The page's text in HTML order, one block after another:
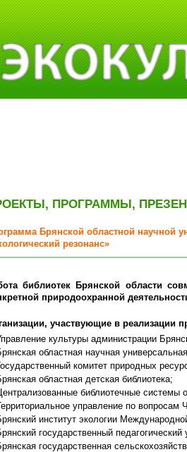
ПРОГРАММЫ,
Брянской областной научной
резонанс»
библиотек Брянской области
природоохранной
участвующие в реализации
культуры администрации
областная научная
комитет природных
областная детская библиотека;
библиотечные системы
управление по
институт экологии
государственный педагогический
государственная